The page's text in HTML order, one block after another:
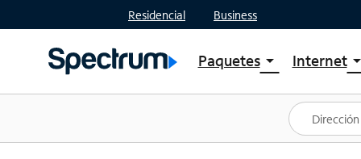
Residencial Business
Paquetesarrow_drop_down
Ver paquetes
Spectrum One
Mejores ofertas
Internetarrow_drop_down
Planes